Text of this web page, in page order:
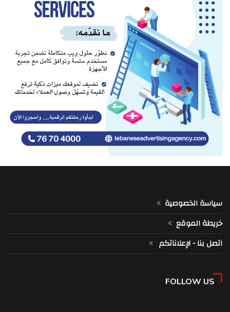
سياسة الخصوصية
خريطة الموقع
اتصل بنا - لإعلاناتكم
FOLLOW US